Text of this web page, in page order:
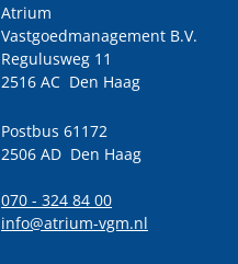
Atrium
Vastgoedmanagement B.V.
Regulusweg 11
2516 AC Den Haag
Postbus 61172
2506 AD Den Haag
070 - 324 84 00
info@atrium-vgm.nl